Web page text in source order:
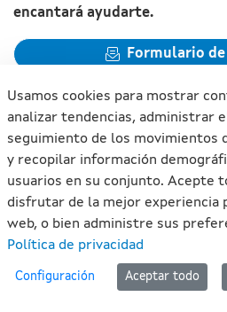
encantará ayudarte.
Formulario
Xunta de Galicia. Información
internet por la Xunta de Galicia
Atención a la ciudadanía
Accesibilidad
Mapa del portal
Usamos cookies para mostrar
analizar tendencias, administrar
seguimiento de los movimientos
y recopilar información
usuarios en su conjunto. Acepte
disfrutar de la mejor experiencia
web, o bien administre sus
Política de privacidad
Configuración Aceptar todo